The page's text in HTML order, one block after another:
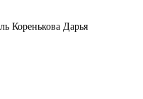
Коренькова Дарья